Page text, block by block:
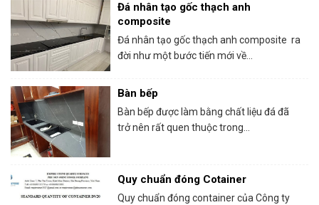
Đá nhân tạo gốc thạch anh
composite
Đá nhân tạo gốc thạch anh composite ra
đời như một bước tiến mới về...
Bàn bếp
Bàn bếp được làm bằng chất liệu đá đã
trở nên rất quen thuộc trong...
Quy chuẩn đóng Cotainer
Quy chuẩn đóng container của Công ty